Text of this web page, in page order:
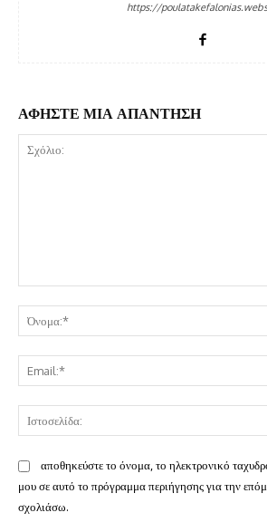
https://
ΑΦΗΣΤΕ ΜΙΑ ΑΠΑΝΤΗΣΗ
αποθηκεύστε το όνομα, το ηλεκτρονικό
μου σε αυτό το πρόγραμμα περιήγησης για την
σχολιάσω.